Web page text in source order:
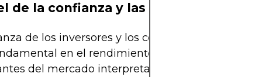
de la confianza y las perspectivas
de los inversores y los consumidores
en el rendimiento de las acciones
del mercado interpretan activamente